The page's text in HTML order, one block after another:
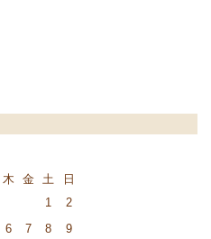
木 金 土
日
1
2
6 7 8
9